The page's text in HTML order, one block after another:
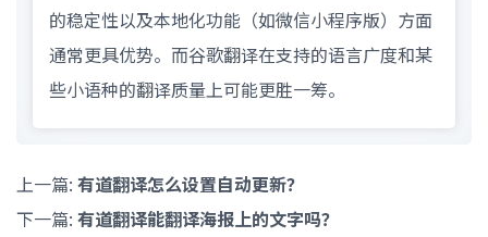
的稳定性以及本地化功能（如微信小程序版）方面
通常更具优势。而谷歌翻译在支持的语言广度和某
些小语种的翻译质量上可能更胜一筹。
上一篇: 有道翻译怎么设置自动更新？
下一篇: 有道翻译能翻译海报上的文字吗？